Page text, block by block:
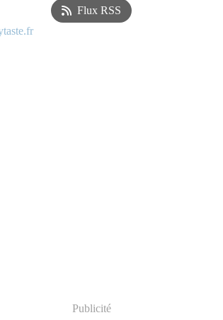
Flux RSS
Publicité